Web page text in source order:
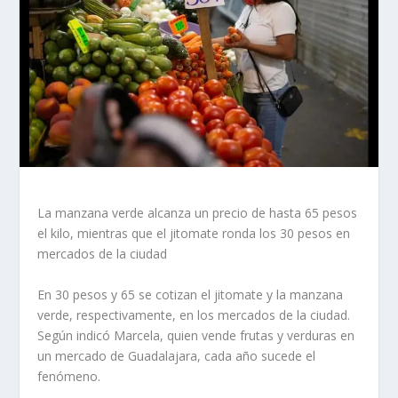
La manzana verde alcanza un precio de hasta 65 pesos
el kilo, mientras que el jitomate ronda los 30 pesos en
mercados de la ciudad
En 30 pesos y 65 se cotizan el jitomate y la manzana
verde, respectivamente, en los mercados de la ciudad.
Según indicó Marcela, quien vende frutas y verduras en
un mercado de Guadalajara, cada año sucede el
fenómeno.